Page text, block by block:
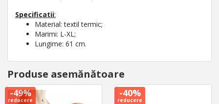
Specificatii:
Material: textil termic;
Marimi: L-XL;
Lungime: 61 cm.
Produse asemănătoare
-49%
reducere
-40%
reducere